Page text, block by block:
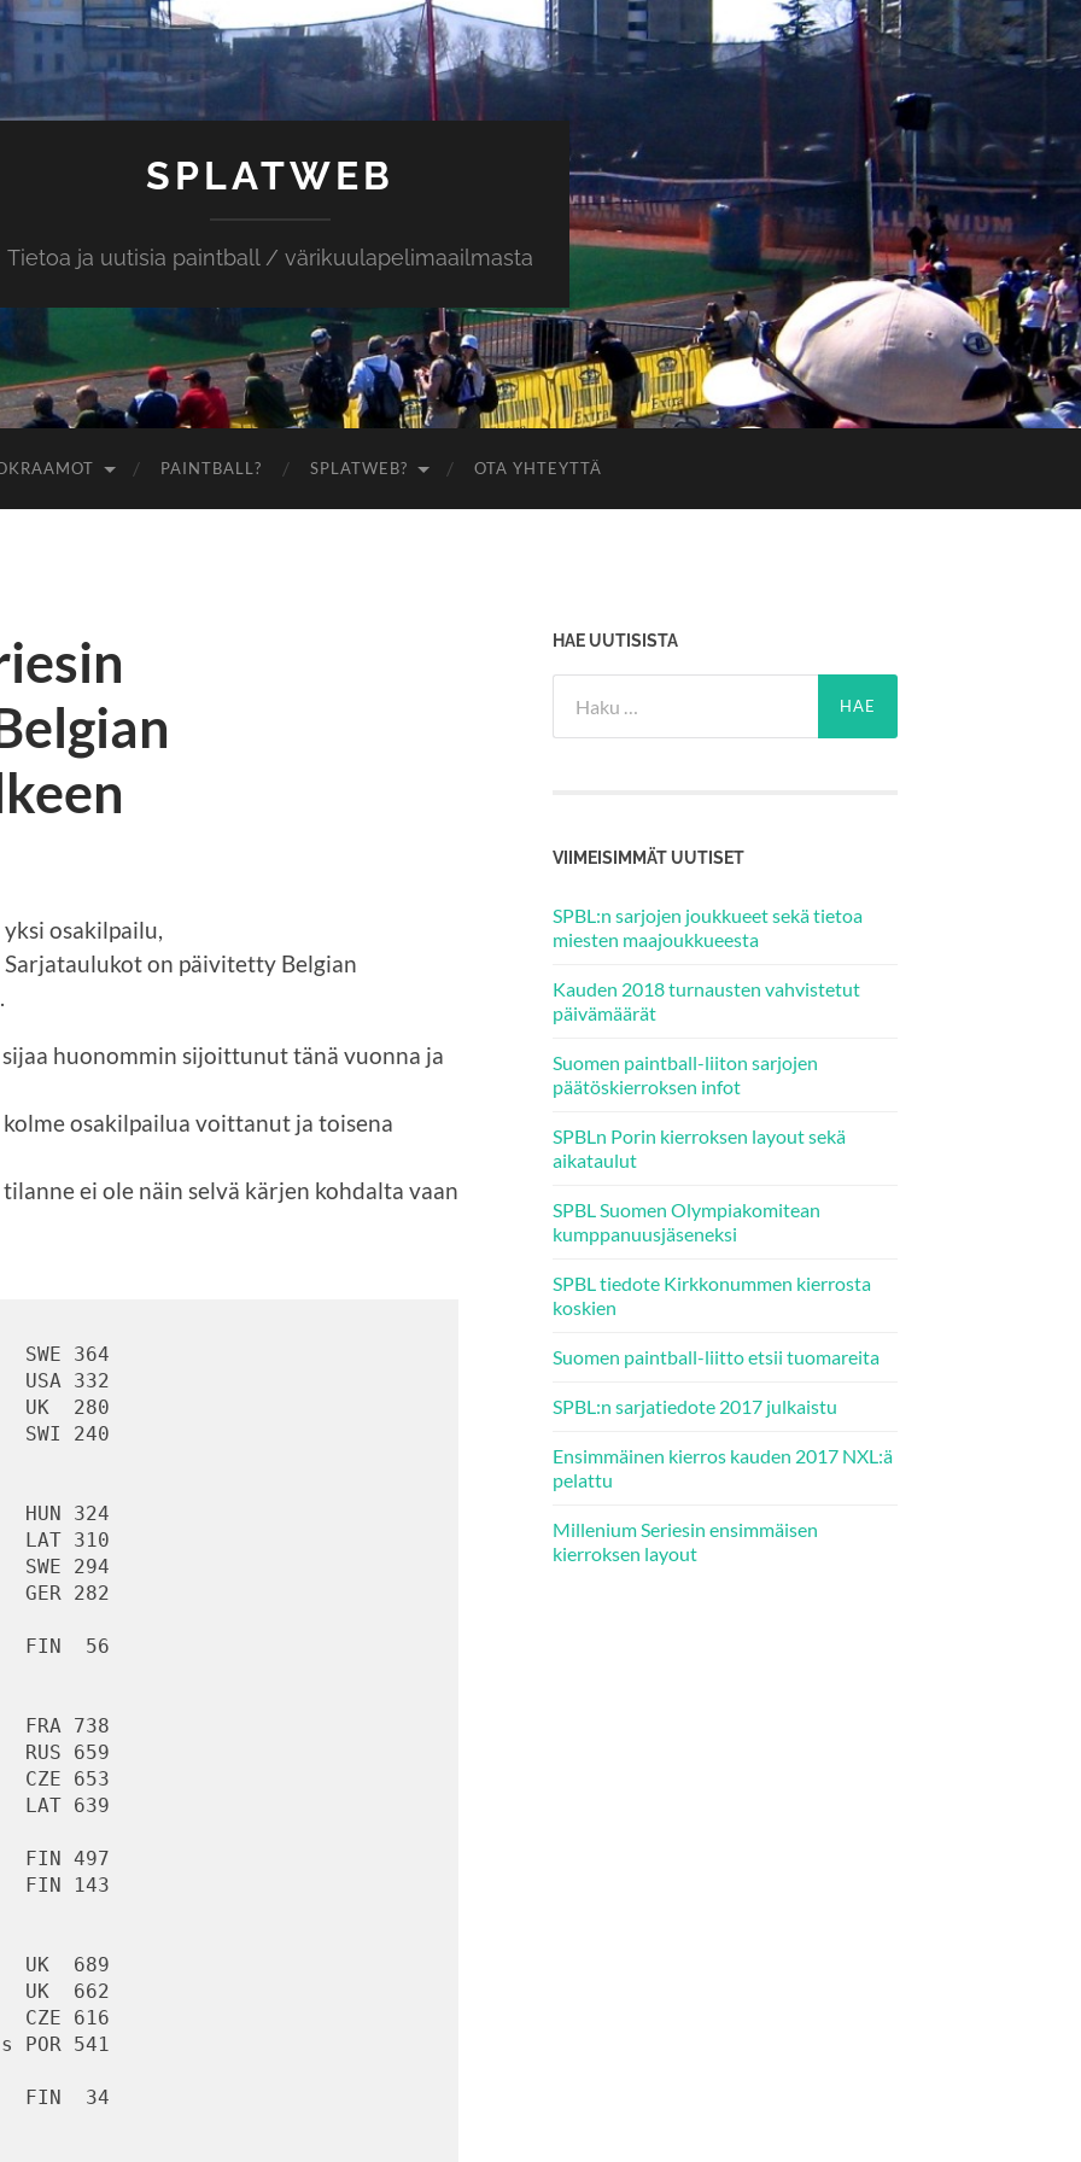
SPLATWEB
Tietoa ja uutisia paintball / värikuulapelimaailmasta
PAINTBALL? SPLATWEB? OTA YHTEYTTÄ
osakilpailu,
Sarjataulukot on päivitetty Belgian
huonommin sijoittunut tänä vuonna ja
osakilpailua voittanut ja toisena
ei ole näin selvä kärjen kohdalta vaan
364
332
280
240
324
310
294
282
FIN  56
738
659
653
639
FIN 497
143
689
662
616
POR 541
FIN  34
HAE UUTISISTA
VIIMEISIMMÄT UUTISET
SPBL:n sarjojen joukkueet sekä tietoa
miesten maajoukkueesta
Kauden 2018 turnausten vahvistetut
päivämäärät
Suomen paintball-liiton sarjojen
päätöskierroksen infot
SPBLn Porin kierroksen layout sekä
aikataulut
SPBL Suomen Olympiakomitean
kumppanuusjäseneksi
SPBL tiedote Kirkkonummen kierrosta
koskien
Suomen paintball-liitto etsii tuomareita
SPBL:n sarjatiedote 2017 julkaistu
Ensimmäinen kierros kauden 2017 NXL:ä
pelattu
Millenium Seriesin ensimmäisen
kierroksen layout